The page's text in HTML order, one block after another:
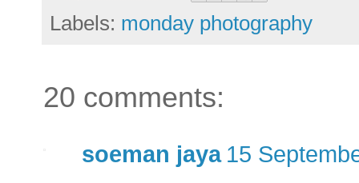
Labels: monday photography
20 comments:
soeman jaya 15